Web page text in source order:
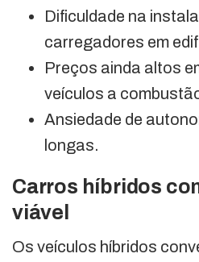
Dificuldade na
carregadores em
Preços ainda altos
veículos a
Ansiedade de
longas.
Carros híbridos
viável
Os veículos híbridos